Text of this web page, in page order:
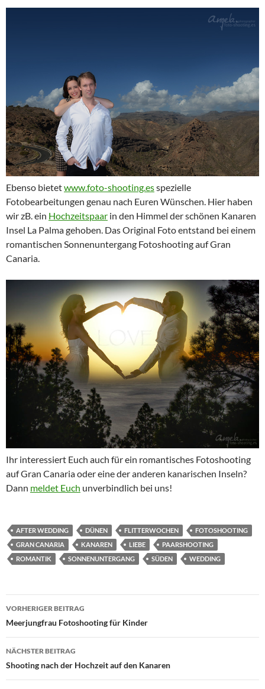
Ebenso bietetwww.foto-shooting.esspezielle
Fotobearbeitungen genau nach Euren Wünschen. Hier haben
wir zB. ein Hochzeitspaar in den Himmel der schönen Kanaren
Insel La Palma gehoben. Das Original Foto entstand bei einem
romantischen Sonnenuntergang Fotoshooting auf Gran
Canaria.
Ihr interessiert Euch auch für ein romantisches Fotoshooting
auf Gran Canaria oder eine der anderen kanarischen Inseln?
Dann meldet Euch unverbindlich bei uns!
AFTER WEDDING DÜNEN FLITTERWOCHEN
FOTOSHOOTING
GRAN CANARIA
KANAREN LIEBE
PAARSHOOTING
ROMANTIK
SONNENUNTERGANG SÜDEN WEDDING
Beitrags-
Navigation
VORHERIGER BEITRAG
Meerjungfrau Fotoshooting für Kinder
NÄCHSTER BEITRAG
Shooting nach der Hochzeit auf den Kanaren